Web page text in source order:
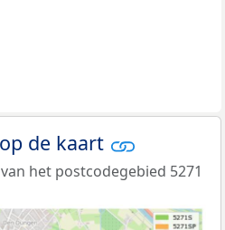
de kaart
het postcodegebied 5271